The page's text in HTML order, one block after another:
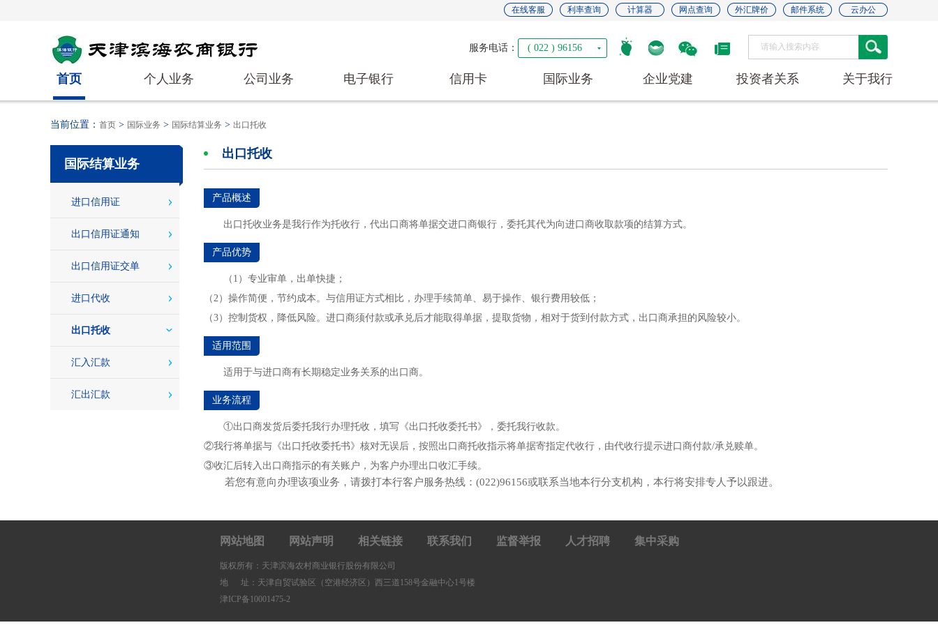
在线客服 利率查询 计算器 网点查询 外汇牌价 邮件系统 云办公
服务电话： ( 022 ) 96156
首页 个人业务 公司业务 电子银行 信用卡 国际业务 企业党建 投资者关系 关于我行
当前位置： 首页 > 国际业务 > 国际结算业务 > 出口托收
国际结算业务
进口信用证
出口信用证通知
出口信用证交单
进口代收
出口托收
汇入汇款
汇出汇款
出口托收
产品概述
出口托收业务是我行作为托收行，代出口商将单据交进口商银行，委托其代为向进口商收取款项的结算方式。
产品优势
（1）专业审单，出单快捷；
（2）操作简便，节约成本。与信用证方式相比，办理手续简单、易于操作、银行费用较低；
（3）控制货权，降低风险。进口商须付款或承兑后才能取得单据，提取货物，相对于货到付款方式，出口商承担的风险较小。
适用范围
适用于与进口商有长期稳定业务关系的出口商。
业务流程
①出口商发货后委托我行办理托收，填写《出口托收委托书》，委托我行收款。
②我行将单据与《出口托收委托书》核对无误后，按照出口商托收指示将单据寄指定代收行，由代收行提示进口商付款/承兑赎单。
③收汇后转入出口商指示的有关账户，为客户办理出口收汇手续。
若您有意向办理该项业务，请拨打本行客户服务热线：(022)96156或联系当地本行分支机构，本行将安排专人予以跟进。
网站地图 网站声明 相关链接 联系我们 监督举报 人才招聘 集中采购
版权所有：天津滨海农村商业银行股份有限公司
地 址：天津自贸试验区（空港经济区）西三道158号金融中心1号楼
津ICP备10001475-2